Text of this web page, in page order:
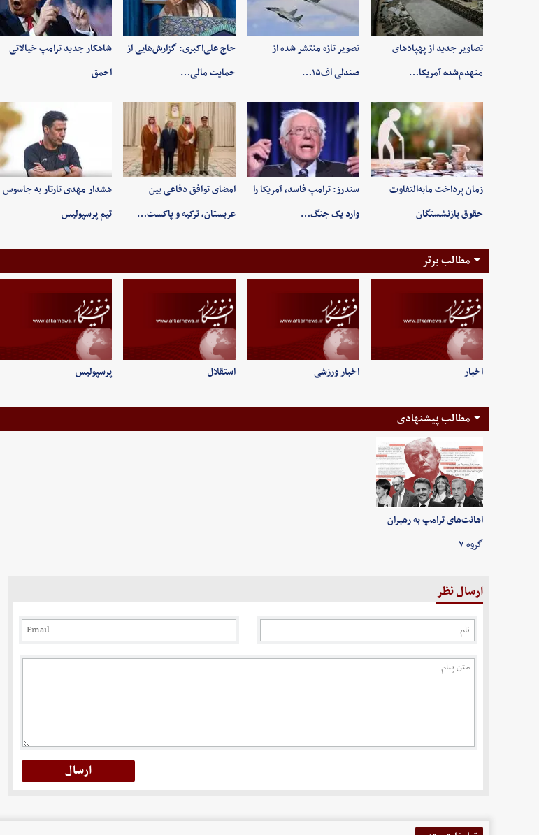
تصاویر جدید از پهپادهای
منهدم‌شده آمریکا…
تصویر تازه منتشر شده از
صندلی اف۱۵…
حاج علی‌اکبری: گزارش‌هایی از
حمایت مالی…
شاهکار جدید ترامپ خیالاتی
احمق
زمان پرداخت مابه‌التفاوت
حقوق بازنشستگان
سندرز: ترامپ فاسد، آمریکا را
وارد یک جنگ…
امضای توافق دفاعی بین
عربستان، ترکیه و پاکست…
هشدار مهدی تارتار به جاسوس
تیم پرسپولیس
مطالب برتر
اخبار اخبار ورزشی استقلال پرسپولیس
مطالب پیشنهادی
اهانت‌های ترامپ به رهبران
گروه ۷
ارسال نظر